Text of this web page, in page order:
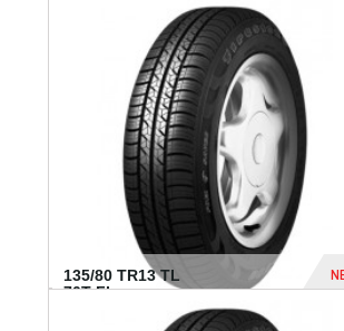
135/80 TR13 TL
70T FI...